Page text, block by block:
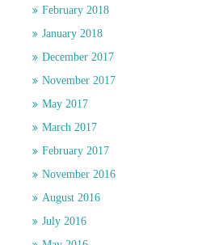
February 2018
January 2018
December 2017
November 2017
May 2017
March 2017
February 2017
November 2016
August 2016
July 2016